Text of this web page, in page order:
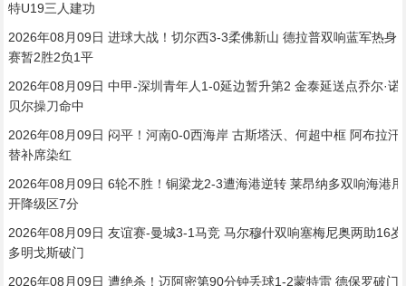
特U19三人建功
2026年08月09日 进球大战！切尔西3-3柔佛新山 德拉普双响蓝军热身
赛暂2胜2负1平
2026年08月09日 中甲-深圳青年人1-0延边暂升第2 金泰延送点乔尔·诺
贝尔操刀命中
2026年08月09日 闷平！河南0-0西海岸 古斯塔沃、何超中框 阿布拉汗
替补席染红
2026年08月09日 6轮不胜！铜梁龙2-3遭海港逆转 莱昂纳多双响海港甩
开降级区7分
2026年08月09日 友谊赛-曼城3-1马竞 马尔穆什双响塞梅尼奥两助16岁
多明戈斯破门
2026年08月09日 遭绝杀！迈阿密第90分钟丢球1-2蒙特雷 德保罗破门